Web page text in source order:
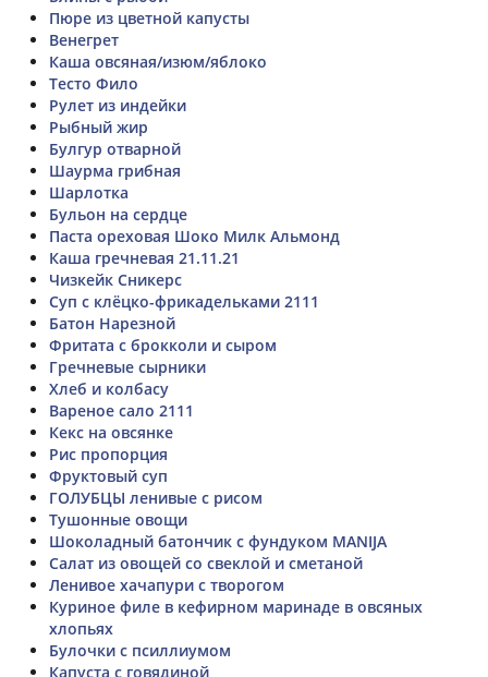
Пюре из цветной капусты
Венегрет
Каша овсяная/изюм/яблоко
Тесто Фило
Рулет из индейки
Рыбный жир
Булгур отварной
Шаурма грибная
Шарлотка
Бульон на сердце
Паста ореховая Шоко Милк Альмонд
Каша гречневая 21.11.21
Чизкейк Сникерс
Суп с клёцко-фрикадельками 2111
Батон Нарезной
Фритата с брокколи и сыром
Гречневые сырники
Хлеб и колбасу
Вареное сало 2111
Кекс на овсянке
Рис пропорция
Фруктовый суп
ГОЛУБЦЫ ленивые с рисом
Тушонные овощи
Шоколадный батончик с фундуком MANIJA
Салат из овощей со свеклой и сметаной
Ленивое хачапури с творогом
Куриное филе в кефирном маринаде в овсяных
хлопьях
Булочки с псиллиумом
Капуста с говядиной